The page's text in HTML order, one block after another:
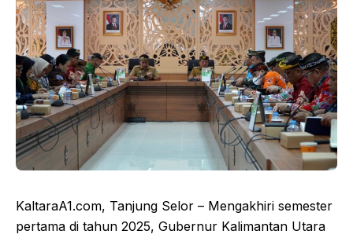
KaltaraA1.com, Tanjung Selor – Mengakhiri semester
pertama di tahun 2025, Gubernur Kalimantan Utara